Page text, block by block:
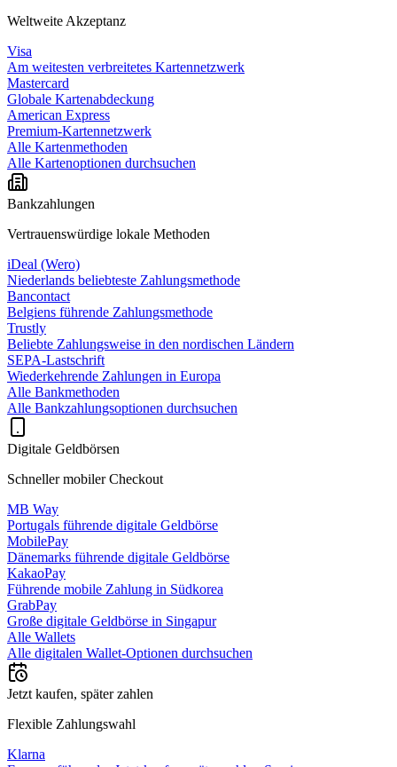
Weltweite Akzeptanz
Visa
Am weitesten verbreitetes Kartennetzwerk
Mastercard
Globale Kartenabdeckung
American Express
Premium-Kartennetzwerk
Alle Kartenmethoden
Alle Kartenoptionen durchsuchen
Bankzahlungen
Vertrauenswürdige lokale Methoden
iDeal (Wero)
Niederlands beliebteste Zahlungsmethode
Bancontact
Belgiens führende Zahlungsmethode
Trustly
Beliebte Zahlungsweise in den nordischen Ländern
SEPA-Lastschrift
Wiederkehrende Zahlungen in Europa
Alle Bankmethoden
Alle Bankzahlungsoptionen durchsuchen
Digitale Geldbörsen
Schneller mobiler Checkout
MB Way
Portugals führende digitale Geldbörse
MobilePay
Dänemarks führende digitale Geldbörse
KakaoPay
Führende mobile Zahlung in Südkorea
GrabPay
Große digitale Geldbörse in Singapur
Alle Wallets
Alle digitalen Wallet-Optionen durchsuchen
Jetzt kaufen, später zahlen
Flexible Zahlungswahl
Klarna